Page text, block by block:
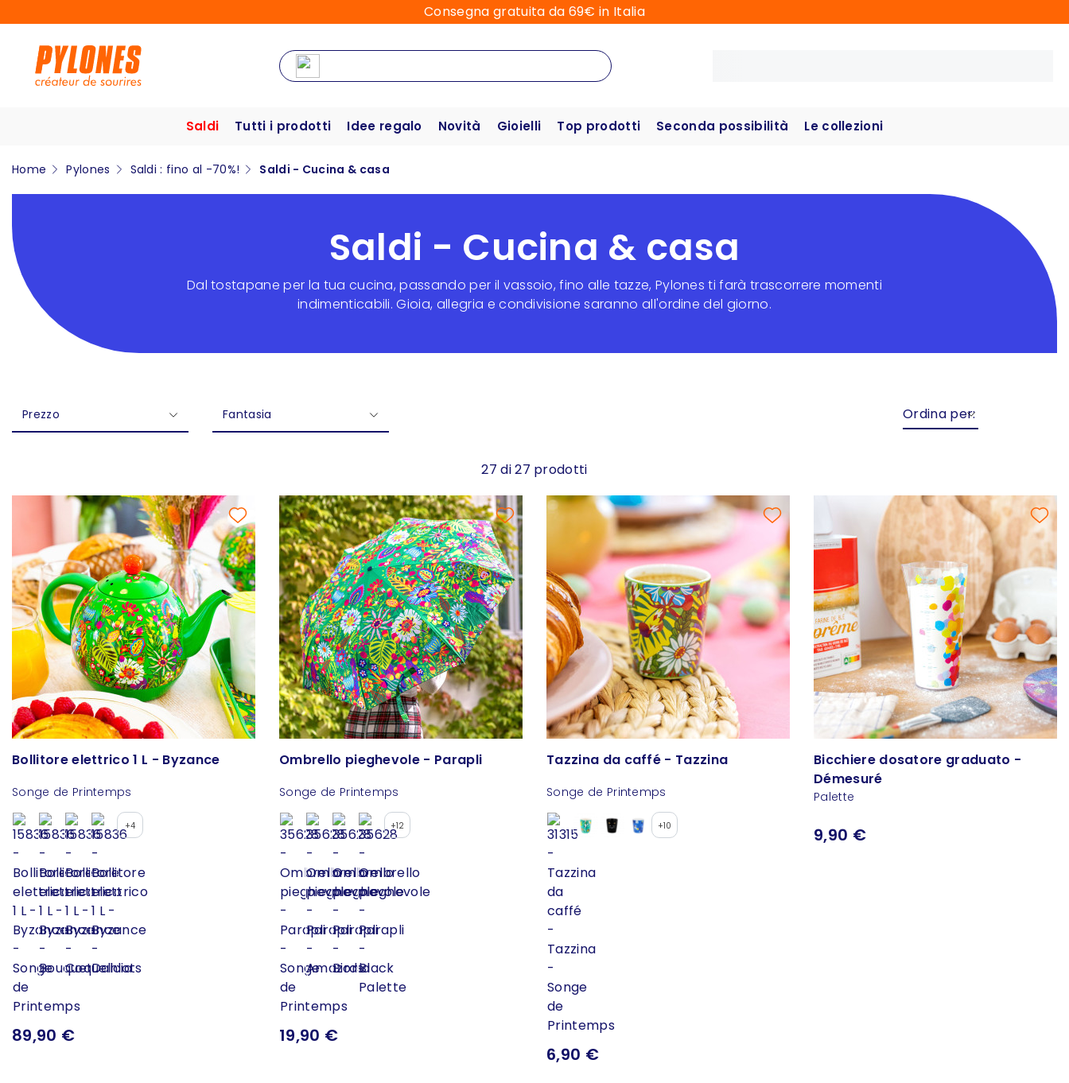
Consegna gratuita da 69€ in Italia
Saldi Tutti i prodotti Idee regalo Novità Gioielli Top prodotti Seconda possibilità Le collezioni
Home Pylones Saldi : fino al -70%! Saldi - Cucina & casa
Saldi - Cucina & casa
Dal tostapane per la tua cucina, passando per il vassoio, fino alle tazze, Pylones ti farà trascorrere momenti
indimenticabili. Gioia, allegria e condivisione saranno all'ordine del giorno.
Prezzo Fantasia Ordina per:
27 di 27 prodotti
Bollitore elettrico 1 L - Byzance
Songe de Printemps
+4
89,90 €
Ombrello pieghevole - Parapli
Songe de Printemps
+12
19,90 €
Tazzina da caffé - Tazzina
Songe de Printemps
+10
6,90 €
Bicchiere dosatore graduato -
Démesuré
Palette
9,90 €